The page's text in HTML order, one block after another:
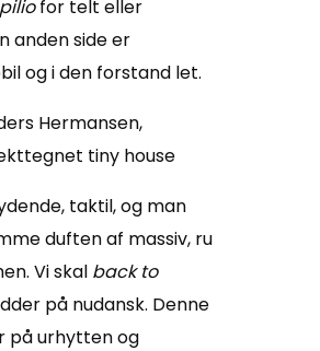
for telt eller
anden side er
og i den forstand let.
taktil, og man
duften af massiv, ru
Vi skal back to
på nudansk. Denne
på urhytten og